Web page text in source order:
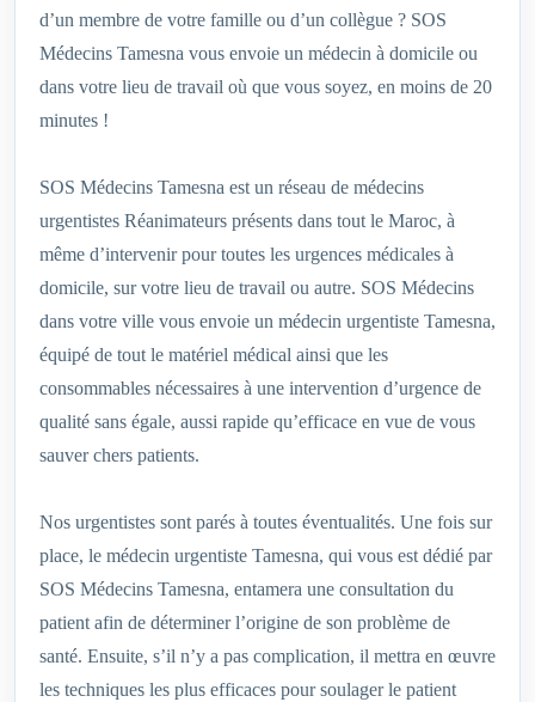
d’un membre de votre famille ou d’un collègue ? SOS
Médecins Tamesna vous envoie un médecin à domicile ou
dans votre lieu de travail où que vous soyez, en moins de 20
minutes !
SOS Médecins Tamesna est un réseau de médecins
urgentistes Réanimateurs présents dans tout le Maroc, à
même d’intervenir pour toutes les urgences médicales à
domicile, sur votre lieu de travail ou autre. SOS Médecins
dans votre ville vous envoie un médecin urgentiste Tamesna,
équipé de tout le matériel médical ainsi que les
consommables nécessaires à une intervention d’urgence de
qualité sans égale, aussi rapide qu’efficace en vue de vous
sauver chers patients.
Nos urgentistes sont parés à toutes éventualités. Une fois sur
place, le médecin urgentiste Tamesna, qui vous est dédié par
SOS Médecins Tamesna, entamera une consultation du
patient afin de déterminer l’origine de son problème de
santé. Ensuite, s’il n’y a pas complication, il mettra en œuvre
les techniques les plus efficaces pour soulager le patient